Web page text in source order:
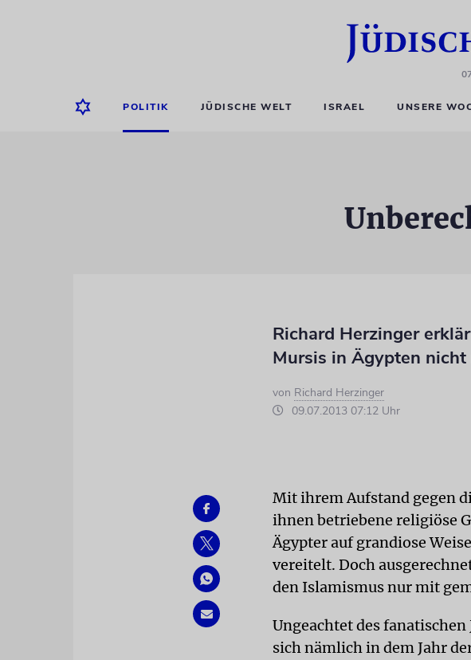
POLITIK JÜDISCHE WELT ISRAEL UNSERE
Richard Herzinger
Mursis in Ägypten
von Richard Herzinger
09.07.2013 07:12 Uhr
Mit ihrem Aufstand gegen
ihnen betriebene religiöse
Ägypter auf grandiose
vereitelt. Doch
den Islamismus nur mit
Ungeachtet des
sich nämlich in dem Jahr